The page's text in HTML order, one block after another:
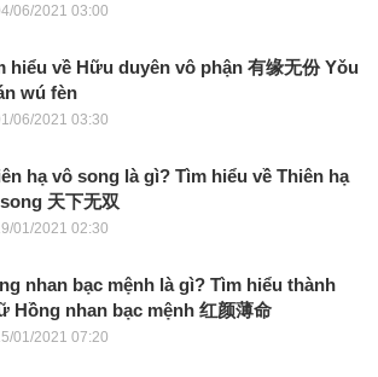
06/2021 03:00
hiểu về Hữu duyên vô phận 有缘无份 Yǒu
wú fèn
06/2021 03:30
hạ vô song là gì? Tìm hiểu về Thiên hạ
天下无双
01/2021 02:30
nhan bạc mệnh là gì? Tìm hiểu thành
Hồng nhan bạc mệnh 红颜薄命
01/2021 07:20